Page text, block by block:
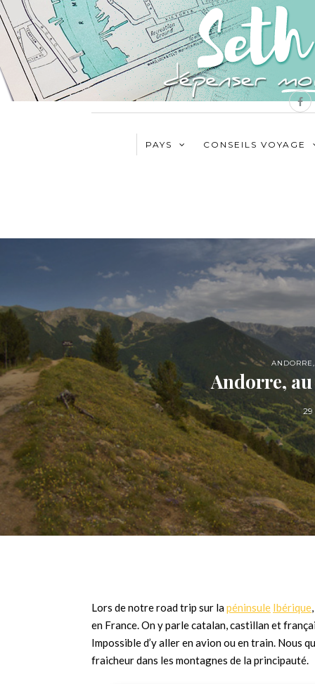
PAYS CONSEILS VOYAGE
ANDORRE
Andorre, au
29
Lors de notre road trip sur lapéninsule Ibérique
en France. On y parle catalan, castillan et
Impossible d’y aller en avion ou en train. Nous
fraicheur dans les montagnes de la principauté.